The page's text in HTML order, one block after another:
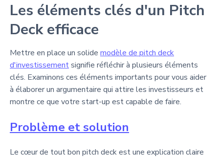
Les éléments clés d'un Pitch
Deck efficace
Mettre en place un solide modèle de pitch deck
d'investissementsignifie réfléchir à plusieurs éléments
clés. Examinons ces éléments importants pour vous aider
à élaborer un argumentaire qui attire les investisseurs et
montre ce que votre start-up est capable de faire.
Problème et solution
Le cœur de tout bon pitch deck est une explication claire